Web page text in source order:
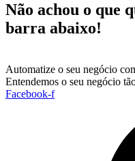
Não achou o que
barra abaixo!
Automatize o seu negócio
Entendemos o seu negócio
Facebook-f